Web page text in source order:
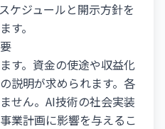
ケジュールと開示方針を
す。
す。資金の使途や収益化
説明が求められます。各
せん。AI技術の社会実装
業計画に影響を与えるこ